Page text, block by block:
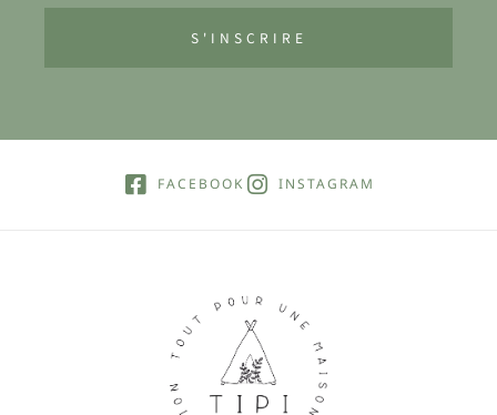
S'INSCRIRE
FACEBOOK INSTAGRAM